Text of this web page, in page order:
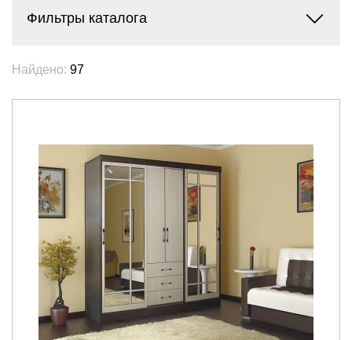
Найдено: 97
Фильтры каталога